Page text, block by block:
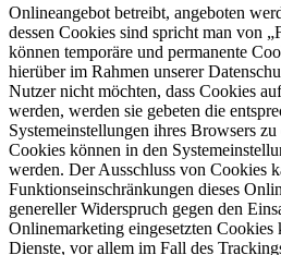
Onlineangebot betreibt, angeboten
dessen Cookies sind spricht man von
können temporäre und permanente
hierüber im Rahmen unserer
Nutzer nicht möchten, dass Cookies
werden, werden sie gebeten die
Systemeinstellungen ihres Browsers
Cookies können in den
werden. Der Ausschluss von Cookies
Funktionseinschränkungen dieses
genereller Widerspruch gegen den
Onlinemarketing eingesetzten
Dienste, vor allem im Fall des